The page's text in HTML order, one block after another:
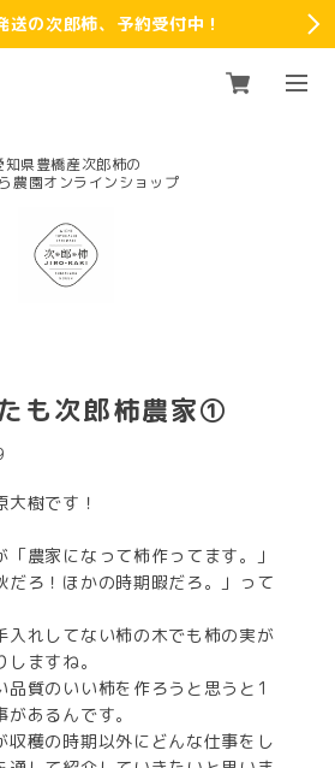
送の次郎柿、予約受付中！
知県豊橋産次郎柿の
も次郎柿農家①
樹です！
農家になって柿作ってます。」
だろ！ほかの時期暇だろ。」って
入れしてない柿の木でも柿の実が
ますね。
品質のいい柿を作ろうと思うと1
あるんです。
収穫の時期以外にどんな仕事をし